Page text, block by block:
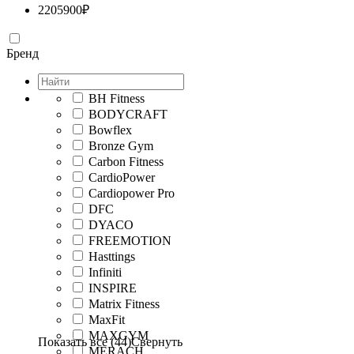
2205900₽
Бренд
BH Fitness
BODYCRAFT
Bowflex
Bronze Gym
Carbon Fitness
CardioPower
Cardiopower Pro
DFC
DYACO
FREEMOTION
Hasttings
Infiniti
INSPIRE
Matrix Fitness
MaxFit
MAXGYM
MERACH
Показать все (44)Свернуть